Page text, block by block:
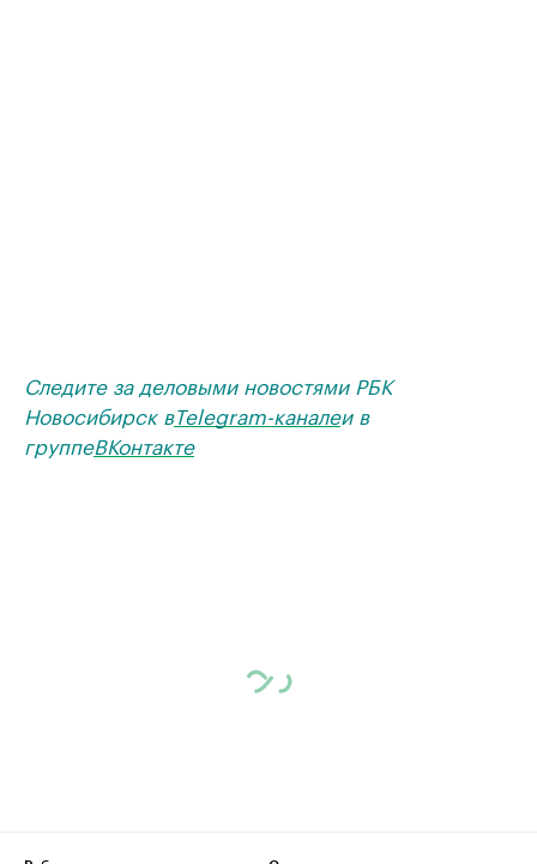
Следите за деловыми новостями РБК
Новосибирск вTelegram-каналеи в
группеВКонтакте